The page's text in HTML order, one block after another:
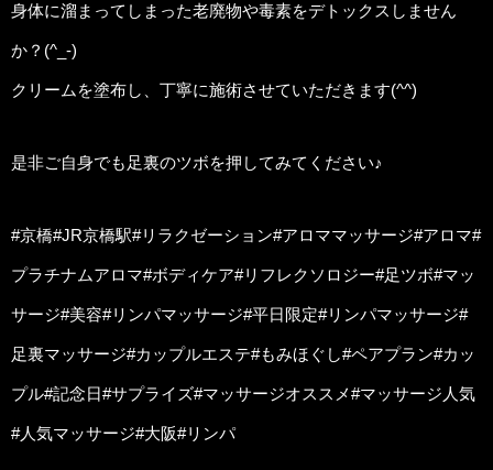
身体に溜まってしまった老廃物や毒素をデトックスしません
か？(^_-)
クリームを塗布し、丁寧に施術させていただきます(^^)
是非ご自身でも足裏のツボを押してみてください♪
#京橋#JR京橋駅#リラクゼーション#アロママッサージ#アロマ#
プラチナムアロマ#ボディケア#リフレクソロジー#足ツボ#マッ
サージ#美容#リンパマッサージ#平日限定#リンパマッサージ#
足裏マッサージ#カップルエステ#もみほぐし#ペアプラン#カッ
プル#記念日#サプライズ#マッサージオススメ#マッサージ人気
#人気マッサージ#大阪#リンパ